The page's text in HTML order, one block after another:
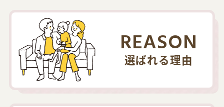
REASON
選ばれる理由